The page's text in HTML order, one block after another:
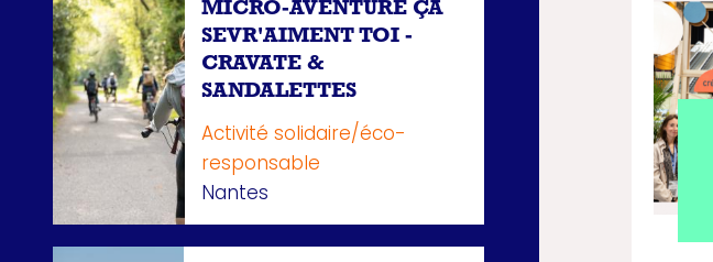
MICRO-AVENTURE ÇA
SEVR'AIMENT TOI -
CRAVATE &
SANDALETTES
Activité solidaire/éco-
responsable
Nantes